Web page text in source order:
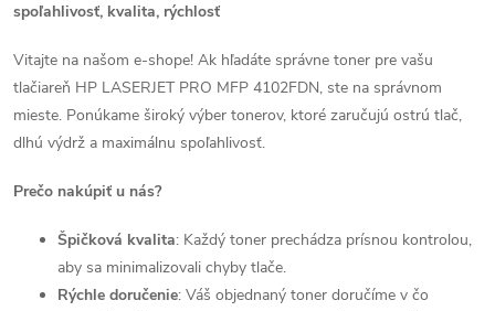
spoľahlivosť, kvalita, rýchlosť
Vitajte na našom e-shope! Ak hľadáte správne toner pre vašu
tlačiareň HP LASERJET PRO MFP 4102FDN, ste na správnom
mieste. Ponúkame široký výber tonerov, ktoré zaručujú ostrú tlač,
dlhú výdrž a maximálnu spoľahlivosť.
Prečo nakúpiť u nás?
Špičková kvalita: Každý toner prechádza prísnou kontrolou,
aby sa minimalizovali chyby tlače.
Rýchle doručenie: Váš objednaný toner doručíme v čo